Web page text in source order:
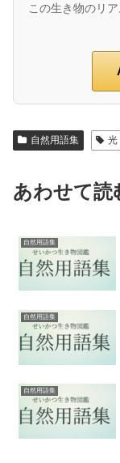
この生き物のリ
自然用語集 光
あわせて読
自然用語集
自然用語集
自然用語集